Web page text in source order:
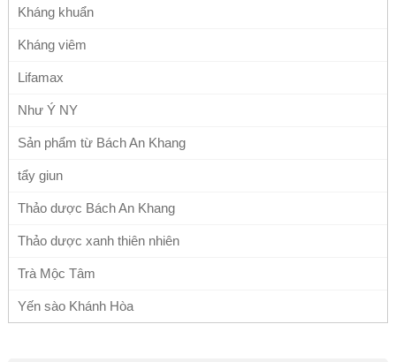
Kháng khuẩn
Kháng viêm
Lifamax
Như Ý NY
Sản phẩm từ Bách An Khang
tẩy giun
Thảo dược Bách An Khang
Thảo dược xanh thiên nhiên
Trà Mộc Tâm
Yến sào Khánh Hòa